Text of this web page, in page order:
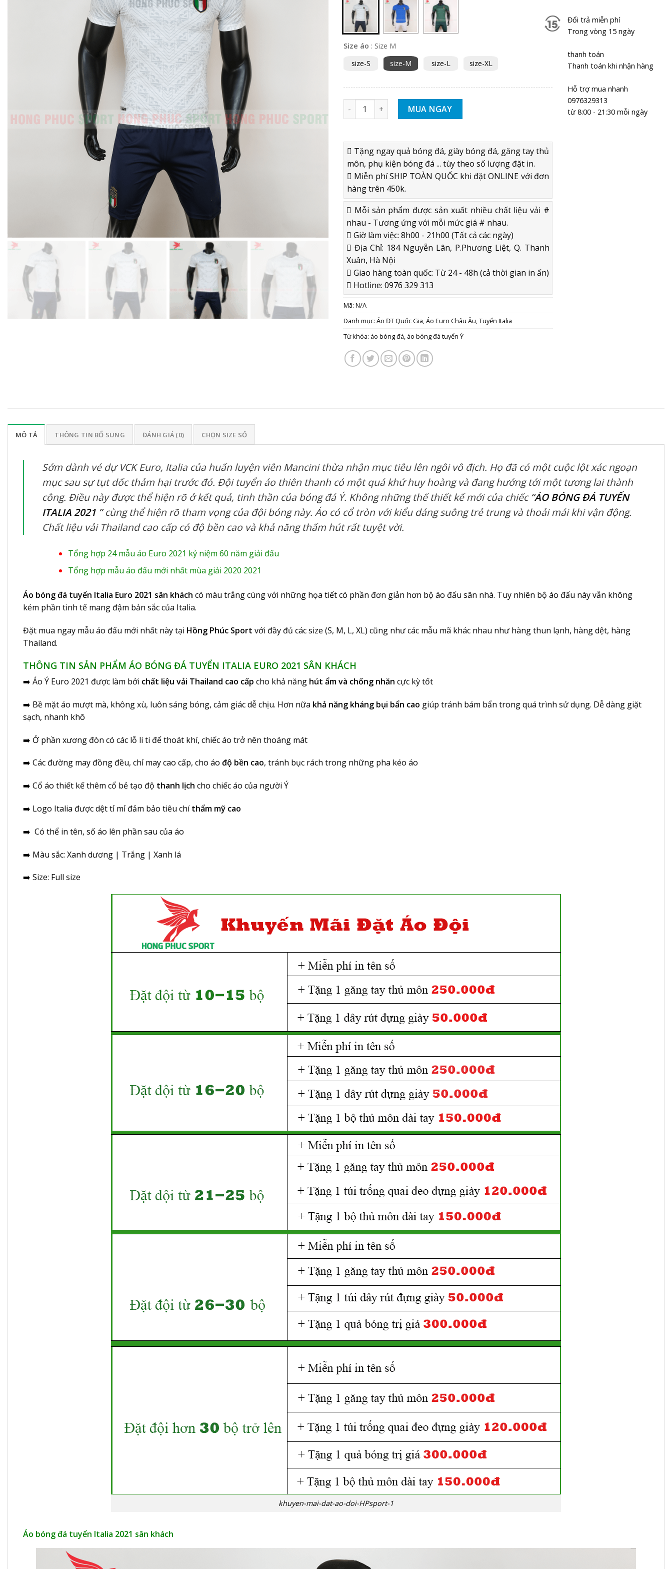
Size áo : Size M
size-S
size-M size-L size-XL
ÁO BÓNG ĐÁ TUYỂN ITALIA EURO 2020 SÂN KHÁCH - HÀNG THAILAND số lượng
MUA NGAY
Tặng ngay quả bóng đá, giày bóng đá, găng tay thủ
môn, phụ kiện bóng đá ... tùy theo số lượng đặt in.
Miễn phí SHIP TOÀN QUỐC khi đặt ONLINE với đơn
hàng trên 450k.
Mỗi sản phẩm được sản xuất nhiều chất liệu vải #
nhau - Tương ứng với mỗi mức giá # nhau.
Giờ làm việc: 8h00 - 21h00 (Tất cả các ngày)
Địa Chỉ: 184 Nguyễn Lân, P.Phương Liệt, Q. Thanh
Xuân, Hà Nội
Giao hàng toàn quốc: Từ 24 - 48h (cả thời gian in ấn)
Hotline: 0976 329 313
Mã: N/A
Danh mục: Áo ĐT Quốc Gia,Áo Euro Châu Âu,Tuyển Italia
Từ khóa: áo bóng đá, áo bóng đá tuyển Ý
Đổi trả miễn phí
Trong vòng 15 ngày
thanh toán
Thanh toán khi nhận hàng
Hỗ trợ mua nhanh
0976329313
từ 8:00 - 21:30 mỗi ngày
MÔ TẢ THÔNG TIN BỔ SUNG ĐÁNH GIÁ (0) CHỌN SIZE SỐ
Sớm dành vé dự VCK Euro, Italia của huấn luyện viên Mancini thừa nhận mục tiêu lên ngôi vô địch. Họ đã có một cuộc lột xác ngoạn
mục sau sự tụt dốc thảm hại trước đó. Đội tuyển áo thiên thanh có một quá khứ huy hoàng và đang hướng tới một tương lai thành
công. Điều này được thể hiện rõ ở kết quả, tinh thần của bóng đá Ý. Không những thế thiết kế mới của chiếc“ÁO BÓNG ĐÁ TUYỂN
ITALIA 2021 ”cùng thể hiện rõ tham vọng của đội bóng này. Áo có cổ tròn với kiểu dáng suông trẻ trung và thoải mái khi vận động.
Chất liệu vải Thailand cao cấp có độ bền cao và khả năng thấm hút rất tuyệt vời.
Tổng hợp 24 mẫu áo Euro 2021 kỷ niệm 60 năm giải đấu
Tổng hợp mẫu áo đấu mới nhất mùa giải 2020 2021
Áo bóng đá tuyển Italia Euro 2021 sân khách có màu trắng cùng với những họa tiết có phần đơn giản hơn bộ áo đấu sân nhà. Tuy nhiên bộ áo đấu này vẫn không
kém phần tinh tế mang đậm bản sắc của Italia.
Đặt mua ngay mẫu áo đấu mới nhất này tại Hồng Phúc Sport với đầy đủ các size (S, M, L, XL) cũng như các mẫu mã khác nhau như hàng thun lạnh, hàng dệt, hàng
Thailand.
THÔNG TIN SẢN PHẨM ÁO BÓNG ĐÁ TUYỂN ITALIA EURO 2021 SÂN KHÁCH
➡️ Áo Ý Euro 2021 được làm bởi chất liệu vải Thailand cao cấp cho khả năng hút ẩm và chống nhăn cực kỳ tốt
➡️ Bề mặt áo mượt mà, không xù, luôn sáng bóng, cảm giác dễ chịu. Hơn nữa khả năng kháng bụi bẩn cao giúp tránh bám bẩn trong quá trình sử dụng. Dễ dàng giặt
sạch, nhanh khô
➡️ Ở phần xương đòn có các lỗ li ti để thoát khí, chiếc áo trở nên thoáng mát
➡️ Các đường may đồng đều, chỉ may cao cấp, cho áo độ bền cao, tránh bục rách trong những pha kéo áo
➡️ Cổ áo thiết kế thêm cổ bẻ tạo độ thanh lịch cho chiếc áo của người Ý
➡️ Logo Italia được dệt tỉ mỉ đảm bảo tiêu chíthẩm mỹ cao
➡️ Có thể in tên, số áo lên phần sau của áo
➡️ Màu sắc: Xanh dương | Trắng | Xanh lá
➡️ Size: Full size
khuyen-mai-dat-ao-doi-HPsport-1
Áo bóng đá tuyển Italia 2021 sân khách